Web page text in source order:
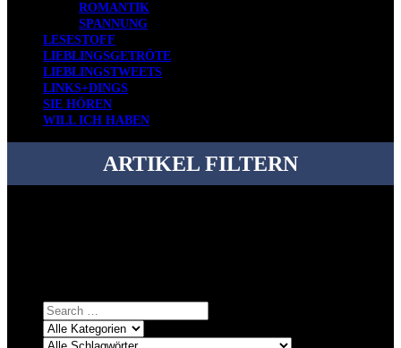
ROMANTIK
SPANNUNG
LESESTOFF
LIEBLINGSGETRÖTE
LIEBLINGSTWEETS
LINKS+DINGS
SIE HÖREN
WILL ICH HABEN
ARTIKEL FILTERN